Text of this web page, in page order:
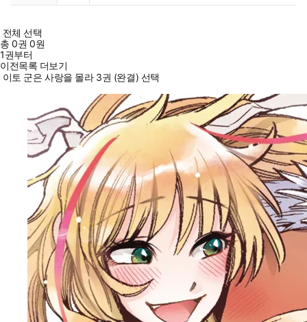
전체 선택
총0권 0원
1권부터
이전목록 더보기
이토 군은 사랑을 몰라 3권 (완결) 선택